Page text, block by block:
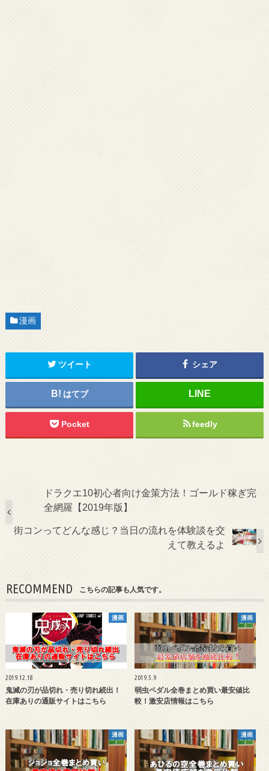
漫画
ツイート シェア
はてブ
Pocket feedly
ドラクエ10初心者向け金策方法！ゴールド稼ぎ完
全網羅【2019年版】
街コンってどんな感じ？当日の流れを体験談を交
えて教えるよ
RECOMMEND こちらの記事も人気です。
漫画
2019.12.18
鬼滅の刃が品切れ・売り切れ続出！
在庫ありの通販サイトはこちら
漫画
2019.5.9
弱虫ペダル全巻まとめ買い最安値比
較！激安店情報はこちら
漫画 漫画